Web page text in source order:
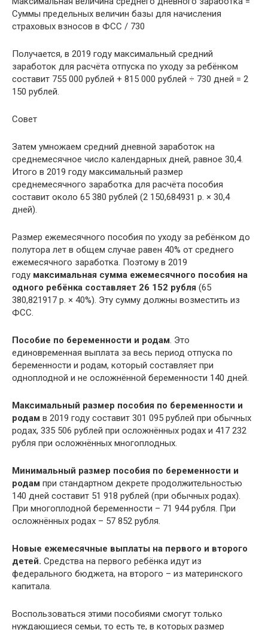
Суммы предельных величин базы для начисления
страховых взносов в ФСС / 730
Получается, в 2019 году максимальный средний
заработок для расчёта отпуска по уходу за ребёнком
составит 755 000 рублей + 815 000 рублей ÷ 730 дней = 2
150 рублей.
Совет
Затем умножаем средний дневной заработок на
среднемесячное число календарных дней, равное 30,4.
Итого в 2019 году максимальный размер
среднемесячного заработка для расчёта пособия
составит около 65 380 рублей (2 150,684931 р. × 30,4
дней).
Размер ежемесячного пособия по уходу за ребёнком до
полутора лет в общем случае равен 40% от среднего
ежемесячного заработка. Поэтому в 2019
году максимальная сумма ежемесячного пособия на
одного ребёнка составляет 26 152 рубля (65
380,821917 р. × 40%). Эту сумму должны возместить из
ФСС.
Пособие по беременности и родам. Это
единовременная выплата за весь период отпуска по
беременности и родам, который составляет при
одноплодной и не осложнённой беременности 140 дней.
Максимальный размер пособия по беременности и
родам в 2019 году составит 301 095 рублей при обычных
родах, 335 506 рублей при осложнённых родах и 417 232
рубля при осложнённых многоплодных.
Минимальный размер пособия по беременности и
родам при стандартном декрете продолжительностью
140 дней составит 51 918 рублей (при обычных родах).
При многоплодной беременности – 71 944 рубля. При
осложнённых родах – 57 852 рубля.
Новые ежемесячные выплаты на первого и второго
детей. Средства на первого ребёнка идут из
федерального бюджета, на второго – из материнского
капитала.
Воспользоваться этими пособиями смогут только
нуждающиеся семьи, то есть те, в которых размер